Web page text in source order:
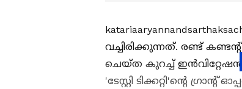
വച്ചിരിക്കുന്നത്. രണ്ട്
ചെയ്ത കുറച്ച്
'ടേസ്റ്റി ടിക്കറ്റി'ന്റെ